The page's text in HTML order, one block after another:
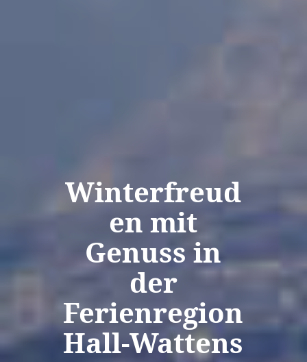
Winterfreud
en mit
Genuss in
der
Ferienregion
Hall-Wattens